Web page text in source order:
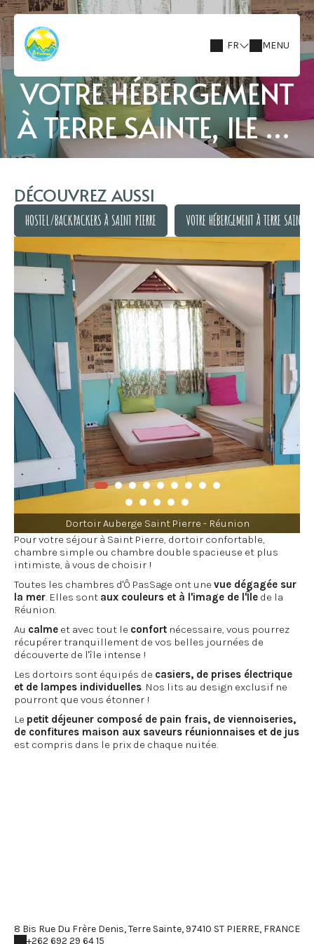
FR MENU
VOTRE HÉBERGEMENT
À TERRE SAINTE, ILE DE
LA RÉUNION
DÉCOUVREZ AUSSI
HOSTEL/BACKPACKERS À SAINT PIERRE
HOSTEL/BACKPACKERS À SAINT PIERRE
VOTRE HÉBERGEMENT À TERRE
VOTRE HÉBERGEMENT À TERRE
Dortoir Auberge Saint Pierre - Réunion
Pour votre séjour à Saint Pierre, dortoir confortable,
chambre simple ou chambre double spacieuse et plus
intimiste, à vous de choisir !
Toutes les chambres d'Ô PasSage ont une vue dégagée sur
la mer. Elles sont aux couleurs et à l'image de l'Île de la
Réunion.
Au calme et avec tout le confort nécessaire, vous pourrez
récupérer tranquillement de vos belles journées de
découverte de l'île intense !
Les dortoirs sont équipés de casiers, de prises électrique
et de lampes individuelles. Nos lits au design exclusif ne
pourront que vous étonner !
Le petit déjeuner composé de pain frais, de viennoiseries,
de confitures maison aux saveurs réunionnaises et de jus
est compris dans le prix de chaque nuitée.
8 Bis Rue Du Frère Denis, Terre Sainte, 97410 ST PIERRE, FRANCE
+262 692 29 64 15